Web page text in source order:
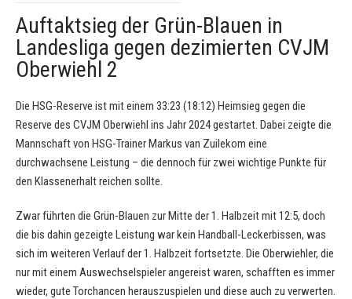
Auftaktsieg der Grün-Blauen in
Landesliga gegen dezimierten CVJM
Oberwiehl 2
Die HSG-Reserve ist mit einem 33:23 (18:12) Heimsieg gegen die
Reserve des CVJM Oberwiehl ins Jahr 2024 gestartet. Dabei zeigte die
Mannschaft von HSG-Trainer Markus van Zuilekom eine
durchwachsene Leistung – die dennoch für zwei wichtige Punkte für
den Klassenerhalt reichen sollte.
Zwar führten die Grün-Blauen zur Mitte der 1. Halbzeit mit 12:5, doch
die bis dahin gezeigte Leistung war kein Handball-Leckerbissen, was
sich im weiteren Verlauf der 1. Halbzeit fortsetzte. Die Oberwiehler, die
nur mit einem Auswechselspieler angereist waren, schafften es immer
wieder, gute Torchancen herauszuspielen und diese auch zu verwerten.